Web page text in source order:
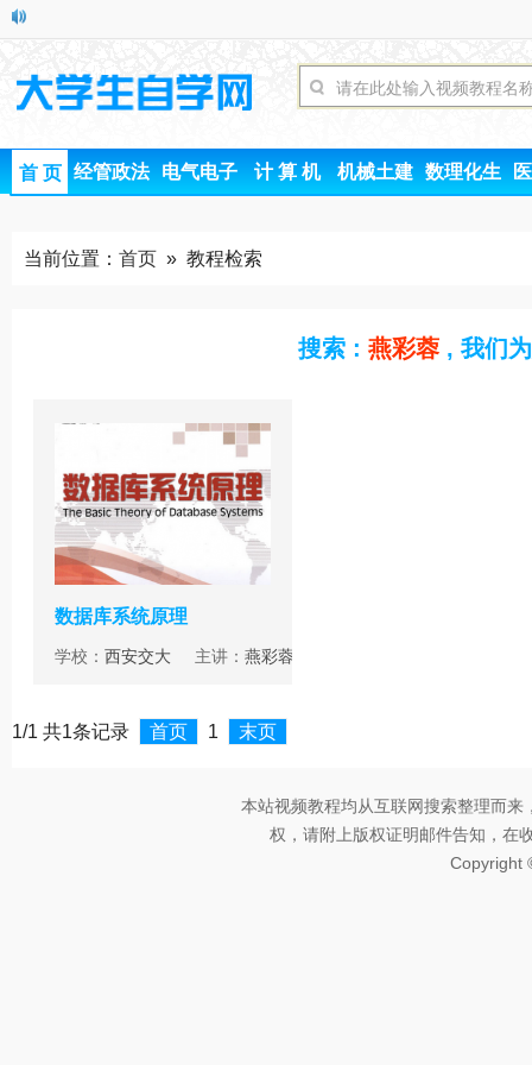
首 页 经管政法 电气电子 计 算 机 机械土建 数理化生
当前位置： 首页 » 教程检索
搜索 : 燕彩蓉 , 我们
数据库系统原理
学校： 西安交大 主讲： 燕彩蓉
1/1 共1条记录 首页 1 末页
本站视频教程均从互联网搜索整理而
权，请附上版权证明邮件告知，在
Copyright